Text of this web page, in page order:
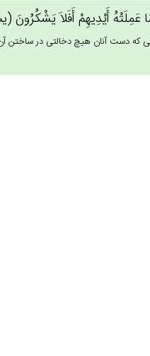
عَمِلَتْه‌ُ أَيْدِيهِم‌ْ أَفَلاَ يَشْكُرُون‌َ
كه دست آنان هيچ دخالتى در ساختن آن